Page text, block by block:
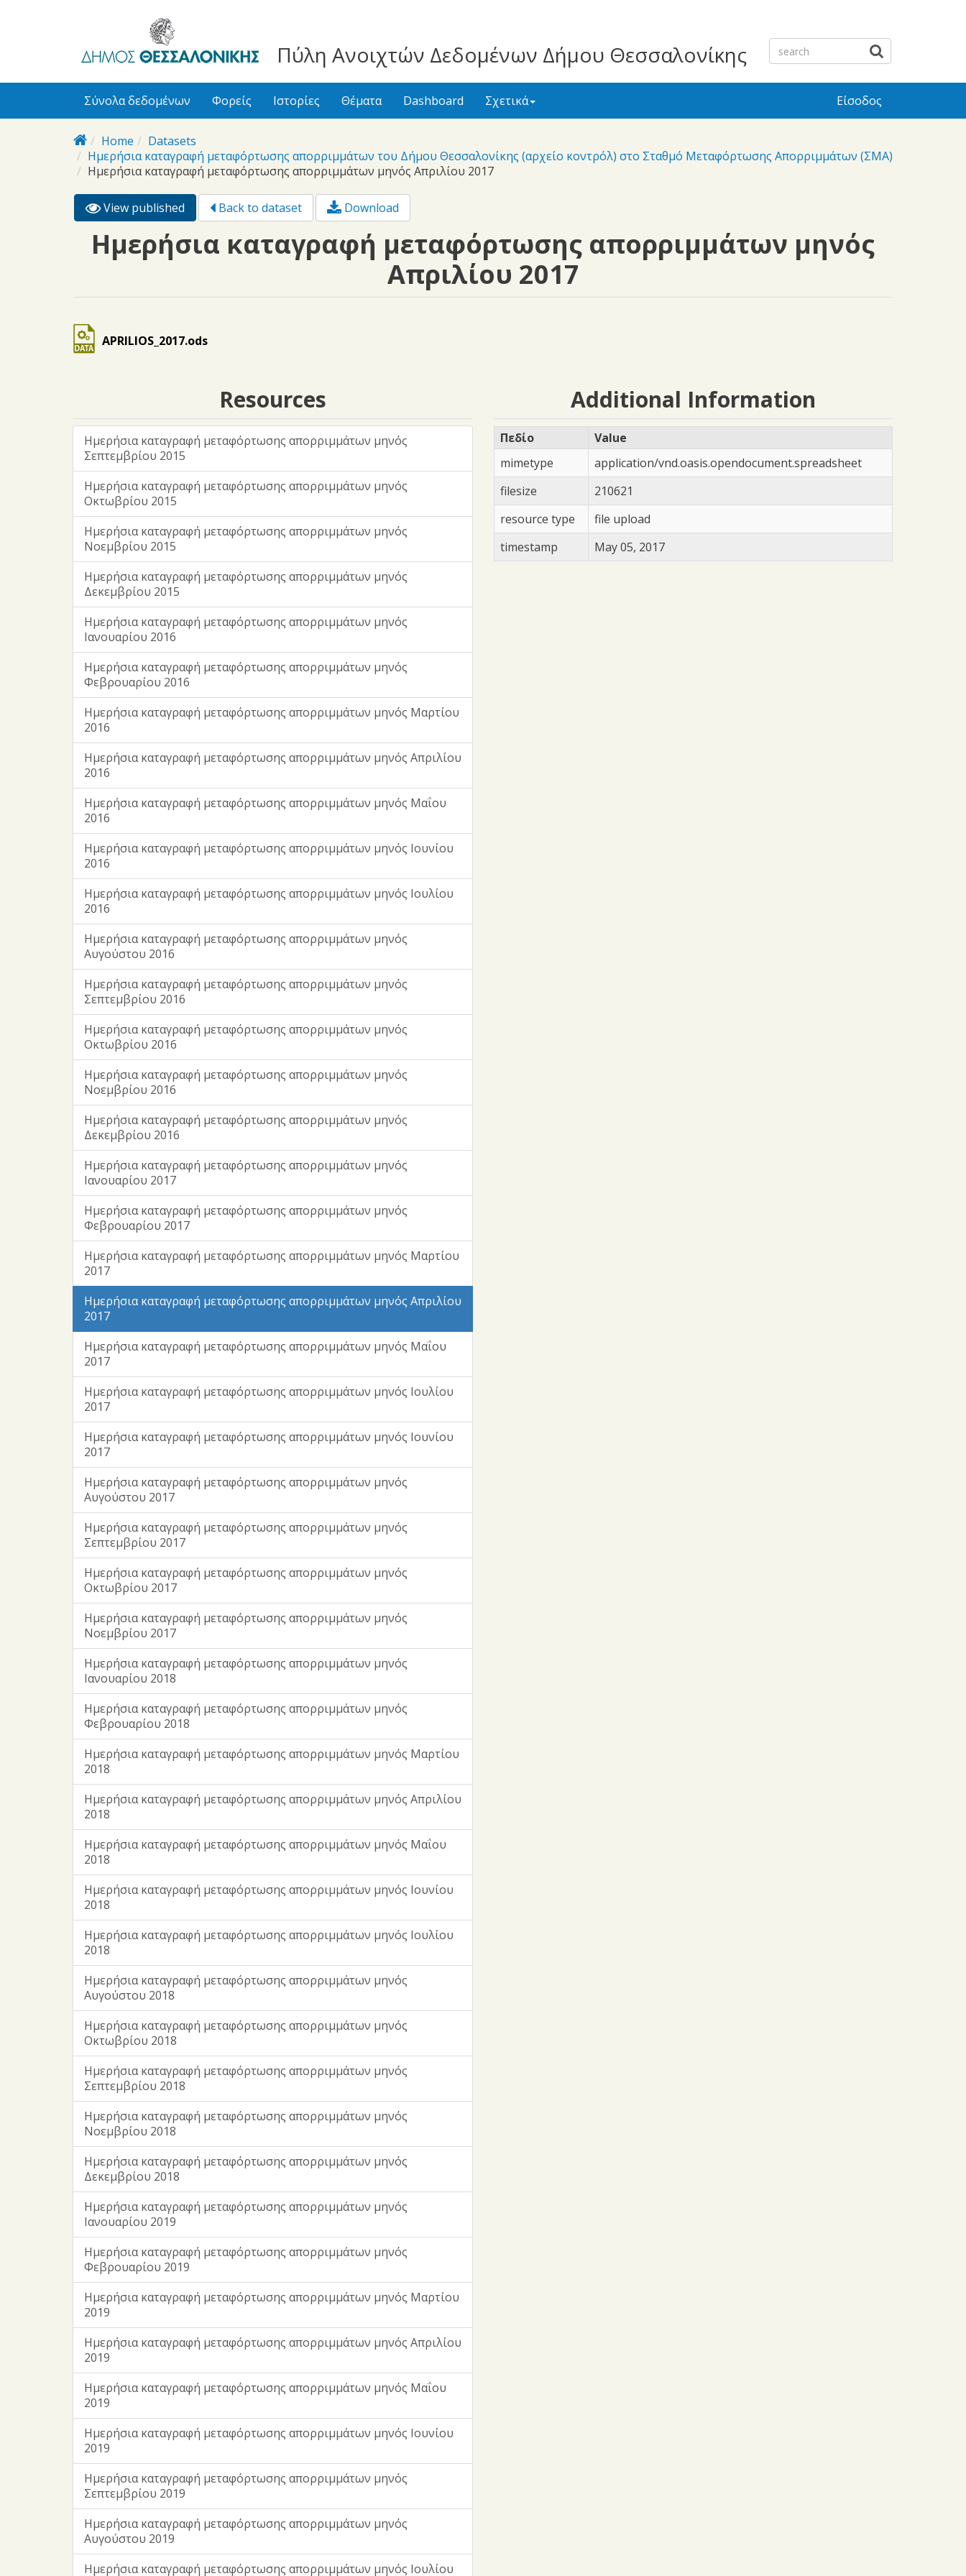
Πύλη Ανοιχτών Δεδομένων Δήμου Θεσσαλονίκης
Σύνολα δεδομένων Φορείς Ιστορίες Θέματα Dashboard Σχετικά Είσοδος
Home
Datasets
Ημερήσια καταγραφή μεταφόρτωσης απορριμμάτων του Δήμου Θεσσαλονίκης (αρχείο κοντρόλ) στο Σταθμό Μεταφόρτωσης Απορριμμάτων (ΣΜΑ)
Ημερήσια καταγραφή μεταφόρτωσης απορριμμάτων μηνός Απριλίου 2017
Primary tabs
View published (active
tab)
Back to dataset Download
Ημερήσια καταγραφή μεταφόρτωσης απορριμμάτων μηνός
Απριλίου 2017
APRILIOS_2017.ods
Resources
Ημερήσια καταγραφή μεταφόρτωσης απορριμμάτων μηνός
Σεπτεμβρίου 2015
Ημερήσια καταγραφή μεταφόρτωσης απορριμμάτων μηνός
Οκτωβρίου 2015
Ημερήσια καταγραφή μεταφόρτωσης απορριμμάτων μηνός
Νοεμβρίου 2015
Ημερήσια καταγραφή μεταφόρτωσης απορριμμάτων μηνός
Δεκεμβρίου 2015
Ημερήσια καταγραφή μεταφόρτωσης απορριμμάτων μηνός
Ιανουαρίου 2016
Ημερήσια καταγραφή μεταφόρτωσης απορριμμάτων μηνός
Φεβρουαρίου 2016
Ημερήσια καταγραφή μεταφόρτωσης απορριμμάτων μηνός Μαρτίου
2016
Ημερήσια καταγραφή μεταφόρτωσης απορριμμάτων μηνός Απριλίου
2016
Ημερήσια καταγραφή μεταφόρτωσης απορριμμάτων μηνός Μαΐου
2016
Ημερήσια καταγραφή μεταφόρτωσης απορριμμάτων μηνός Ιουνίου
2016
Ημερήσια καταγραφή μεταφόρτωσης απορριμμάτων μηνός Ιουλίου
2016
Ημερήσια καταγραφή μεταφόρτωσης απορριμμάτων μηνός
Αυγούστου 2016
Ημερήσια καταγραφή μεταφόρτωσης απορριμμάτων μηνός
Σεπτεμβρίου 2016
Ημερήσια καταγραφή μεταφόρτωσης απορριμμάτων μηνός
Οκτωβρίου 2016
Ημερήσια καταγραφή μεταφόρτωσης απορριμμάτων μηνός
Νοεμβρίου 2016
Ημερήσια καταγραφή μεταφόρτωσης απορριμμάτων μηνός
Δεκεμβρίου 2016
Ημερήσια καταγραφή μεταφόρτωσης απορριμμάτων μηνός
Ιανουαρίου 2017
Ημερήσια καταγραφή μεταφόρτωσης απορριμμάτων μηνός
Φεβρουαρίου 2017
Ημερήσια καταγραφή μεταφόρτωσης απορριμμάτων μηνός Μαρτίου
2017
Ημερήσια καταγραφή μεταφόρτωσης απορριμμάτων μηνός Απριλίου
2017
Ημερήσια καταγραφή μεταφόρτωσης απορριμμάτων μηνός Μαΐου
2017
Ημερήσια καταγραφή μεταφόρτωσης απορριμμάτων μηνός Ιουλίου
2017
Ημερήσια καταγραφή μεταφόρτωσης απορριμμάτων μηνός Ιουνίου
2017
Ημερήσια καταγραφή μεταφόρτωσης απορριμμάτων μηνός
Αυγούστου 2017
Ημερήσια καταγραφή μεταφόρτωσης απορριμμάτων μηνός
Σεπτεμβρίου 2017
Ημερήσια καταγραφή μεταφόρτωσης απορριμμάτων μηνός
Οκτωβρίου 2017
Ημερήσια καταγραφή μεταφόρτωσης απορριμμάτων μηνός
Νοεμβρίου 2017
Ημερήσια καταγραφή μεταφόρτωσης απορριμμάτων μηνός
Ιανουαρίου 2018
Ημερήσια καταγραφή μεταφόρτωσης απορριμμάτων μηνός
Φεβρουαρίου 2018
Ημερήσια καταγραφή μεταφόρτωσης απορριμμάτων μηνός Μαρτίου
2018
Ημερήσια καταγραφή μεταφόρτωσης απορριμμάτων μηνός Απριλίου
2018
Ημερήσια καταγραφή μεταφόρτωσης απορριμμάτων μηνός Μαΐου
2018
Ημερήσια καταγραφή μεταφόρτωσης απορριμμάτων μηνός Ιουνίου
2018
Ημερήσια καταγραφή μεταφόρτωσης απορριμμάτων μηνός Ιουλίου
2018
Ημερήσια καταγραφή μεταφόρτωσης απορριμμάτων μηνός
Αυγούστου 2018
Ημερήσια καταγραφή μεταφόρτωσης απορριμμάτων μηνός
Οκτωβρίου 2018
Ημερήσια καταγραφή μεταφόρτωσης απορριμμάτων μηνός
Σεπτεμβρίου 2018
Ημερήσια καταγραφή μεταφόρτωσης απορριμμάτων μηνός
Νοεμβρίου 2018
Ημερήσια καταγραφή μεταφόρτωσης απορριμμάτων μηνός
Δεκεμβρίου 2018
Ημερήσια καταγραφή μεταφόρτωσης απορριμμάτων μηνός
Ιανουαρίου 2019
Ημερήσια καταγραφή μεταφόρτωσης απορριμμάτων μηνός
Φεβρουαρίου 2019
Ημερήσια καταγραφή μεταφόρτωσης απορριμμάτων μηνός Μαρτίου
2019
Ημερήσια καταγραφή μεταφόρτωσης απορριμμάτων μηνός Απριλίου
2019
Ημερήσια καταγραφή μεταφόρτωσης απορριμμάτων μηνός Μαΐου
2019
Ημερήσια καταγραφή μεταφόρτωσης απορριμμάτων μηνός Ιουνίου
2019
Ημερήσια καταγραφή μεταφόρτωσης απορριμμάτων μηνός
Σεπτεμβρίου 2019
Ημερήσια καταγραφή μεταφόρτωσης απορριμμάτων μηνός
Αυγούστου 2019
Ημερήσια καταγραφή μεταφόρτωσης απορριμμάτων μηνός Ιουλίου
Additional Information
Πεδίο
Value
mimetype
application/vnd.oasis.opendocument.spreadsheet
filesize
210621
resource type
file upload
timestamp
May 05, 2017